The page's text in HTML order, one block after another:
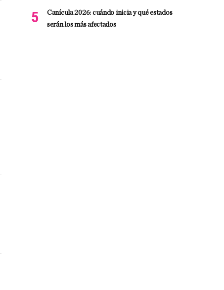
Canícula 2026: cuándo inicia y qué estados
serán los más afectados